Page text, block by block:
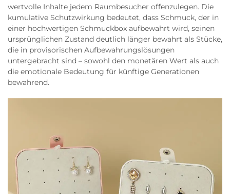
wertvolle Inhalte jedem Raumbesucher offenzulegen. Die
kumulative Schutzwirkung bedeutet, dass Schmuck, der in
einer hochwertigen Schmuckbox aufbewahrt wird, seinen
ursprünglichen Zustand deutlich länger bewahrt als Stücke,
die in provisorischen Aufbewahrungslösungen
untergebracht sind – sowohl den monetären Wert als auch
die emotionale Bedeutung für künftige Generationen
bewahrend.